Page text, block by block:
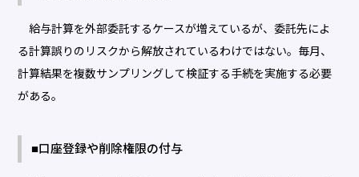
給与計算を外部委託するケースが増えているが、委託先によ
る計算誤りのリスクから解放されているわけではない。毎月、
計算結果を複数サンプリングして検証する手続を実施する必要
がある。
■口座登録や削除権限の付与